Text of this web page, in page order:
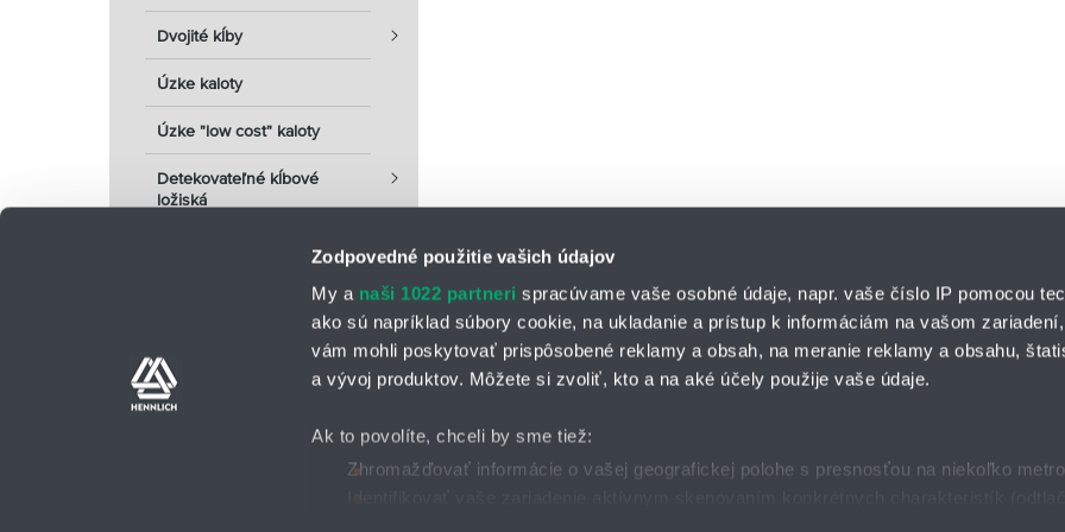
Zodpovedné použitie vašich údajov
My a naši 1022 partneri spracúvame vaše osobné údaje, napr. vaše číslo IP pomocou
ako sú napríklad súbory cookie, na ukladanie a prístup k informáciám na vašom
vám mohli poskytovať prispôsobené reklamy a obsah, na meranie reklamy a obsahu,
a vývoj produktov. Môžete si zvoliť, kto a na aké účely použije vaše údaje.
Ak to povolíte, chceli by sme tiež:
Zhromažďovať informácie o vašej geografickej polohe s presnosťou na niekoľko
Dvojité kĺby
Úzke kaloty
Úzke "low cost" kaloty
Detekovateľné kĺbové
ložiská
HENNLICH s.r.o.
Košťany nad Turcom